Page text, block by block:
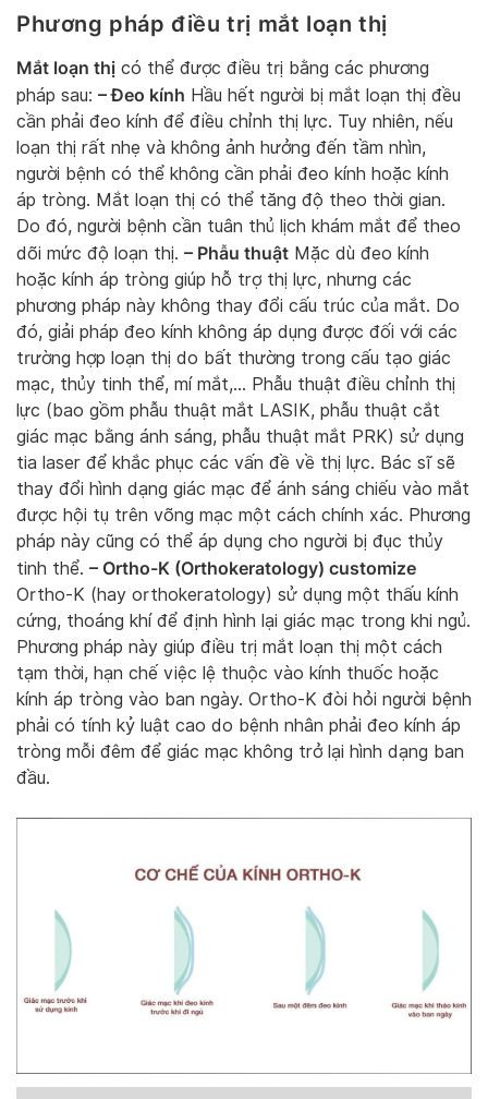
Phương pháp điều trị mắt loạn thị
Mắt loạn thị có thể được điều trị bằng các phương
pháp sau: – Đeo kính Hầu hết người bị mắt loạn thị đều
cần phải đeo kính để điều chỉnh thị lực. Tuy nhiên, nếu
loạn thị rất nhẹ và không ảnh hưởng đến tầm nhìn,
người bệnh có thể không cần phải đeo kính hoặc kính
áp tròng. Mắt loạn thị có thể tăng độ theo thời gian.
Do đó, người bệnh cần tuân thủ lịch khám mắt để theo
dõi mức độ loạn thị. – Phẫu thuật Mặc dù đeo kính
hoặc kính áp tròng giúp hỗ trợ thị lực, nhưng các
phương pháp này không thay đổi cấu trúc của mắt. Do
đó, giải pháp đeo kính không áp dụng được đối với các
trường hợp loạn thị do bất thường trong cấu tạo giác
mạc, thủy tinh thể, mí mắt,… Phẫu thuật điều chỉnh thị
lực (bao gồm phẫu thuật mắt LASIK, phẫu thuật cắt
giác mạc bằng ánh sáng, phẫu thuật mắt PRK) sử dụng
tia laser để khắc phục các vấn đề về thị lực. Bác sĩ sẽ
thay đổi hình dạng giác mạc để ánh sáng chiếu vào mắt
được hội tụ trên võng mạc một cách chính xác. Phương
pháp này cũng có thể áp dụng cho người bị đục thủy
tinh thể. – Ortho-K (Orthokeratology) customize
Ortho-K (hay orthokeratology) sử dụng một thấu kính
cứng, thoáng khí để định hình lại giác mạc trong khi ngủ.
Phương pháp này giúp điều trị mắt loạn thị một cách
tạm thời, hạn chế việc lệ thuộc vào kính thuốc hoặc
kính áp tròng vào ban ngày. Ortho-K đòi hỏi người bệnh
phải có tính kỷ luật cao do bệnh nhân phải đeo kính áp
tròng mỗi đêm để giác mạc không trở lại hình dạng ban
đầu.